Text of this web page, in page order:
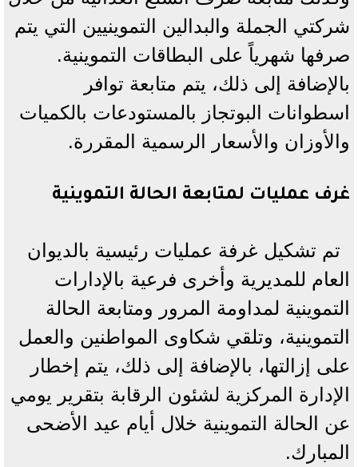
شركتي الجملة والبدالين التموينيين التي يتم
صرفها شهرياً على البطاقات التموينية.
بالإضافة إلى ذلك، يتم متابعة توافر
اسطوانات البوتجاز بالمستودعات بالكميات
والأوزان والأسعار الرسمية المقررة.
غرف عمليات لمتابعة الحالة التموينية
تم تشكيل غرفة عمليات رئيسية بالديوان
العام للمديرية وأخرى فرعية بالإدارات
التموينية لمداومة المرور ومتابعة الحالة
التموينية، وتلقي شكاوى المواطنين والعمل
على إزالتها، بالإضافة إلى ذلك، يتم إخطار
الإدارة المركزية لشئون الرقابة بتقرير يومي
عن الحالة التموينية خلال أيام عيد الأضحى
المبارك.